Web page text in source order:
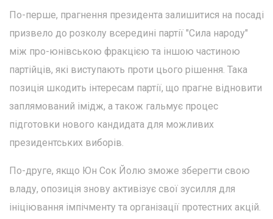
По-перше, прагнення президента залишитися на посаді
призвело до розколу всередині партії "Сила народу"
між про-юнівською фракцією та іншою частиною
партійців, які виступають проти цього рішення. Така
позиція шкодить інтересам партії, що прагне відновити
заплямований імідж, а також гальмує процес
підготовки нового кандидата для можливих
президентських виборів.
По-друге, якщо Юн Сок Йолю зможе зберегти свою
владу, опозиція знову активізує свої зусилля для
ініціювання імпічменту та організації протестних акцій.